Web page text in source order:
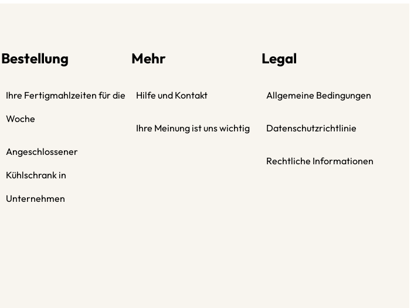
Bestellung
Ihre Fertigmahlzeiten für die
Woche
Angeschlossener
Kühlschrank in
Unternehmen
Mehr
Hilfe und Kontakt
Ihre Meinung ist uns wichtig
Legal
Allgemeine Bedingungen
Datenschutzrichtlinie
Rechtliche Informationen